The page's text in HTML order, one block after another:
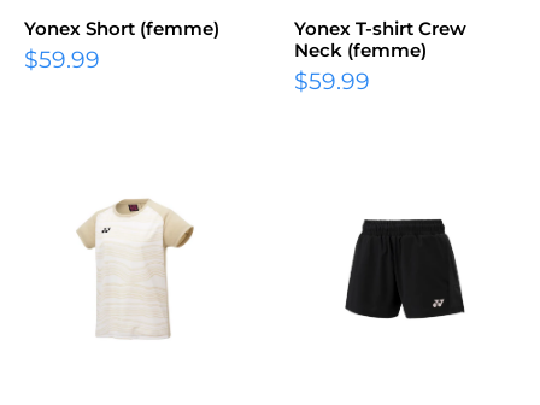
Yonex Short (femme)
$59.99
Yonex T-shirt Crew
Neck (femme)
$59.99